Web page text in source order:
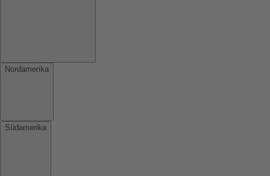
Nordamerika
Südamerika